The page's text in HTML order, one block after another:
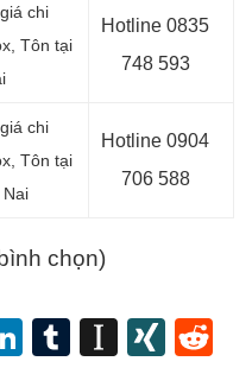
chi
Tôn tại
Hotline 0835
748 593
chi
Tôn tại
Hotline 0904
706 588
chọn)
LinkedIn
Tumblr